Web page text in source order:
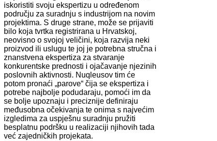
iskoristiti svoju ekspertizu u određenom
području za suradnju s industrijom na novim
projektima. S druge strane, može se prijaviti
bilo koja tvrtka registrirana u Hrvatskoj,
neovisno o svojoj veličini, koja razvija neki
proizvod ili uslugu te joj je potrebna stručna i
znanstvena ekspertiza za stvaranje
konkurentske prednosti i ojačavanje njezinih
poslovnih aktivnosti. Nuqleusov tim će
potom pronaći „parove“ čija se ekspertiza i
potrebe najbolje podudaraju, pomoći im da
se bolje upoznaju i preciznije definiraju
međusobna očekivanja te onima s najvećim
izgledima za uspješnu suradnju pružiti
besplatnu podršku u realizaciji njihovih tada
već zajedničkih projekata.